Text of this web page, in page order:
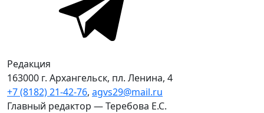
Редакция
163000 г. Архангельск, пл. Ленина, 4
+7 (8182) 21-42-76, agvs29@mail.ru
Главный редактор — Теребова Е.С.